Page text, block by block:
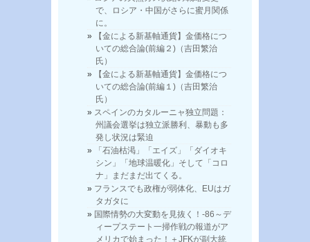
で、ロシア・中国がさらに蜜月関係
に。
【金による新基軸通貨】金価格につ
いての総合論(前編２)（吉田繁治
氏）
【金による新基軸通貨】金価格につ
いての総合論(前編１)（吉田繁治
氏）
スペインのカタルーニャ独立問題：
州議会選挙は独立派勝利、暴動も多
発し状況は緊迫
「石油枯渇」「エイズ」「ダイオキ
シン」「地球温暖化」そして「コロ
ナ」まだまだ出てくる。
フランスでも政権が弱体化、EUはガ
タガタに
国際情勢の大変動を見抜く！-86～デ
ィープステート一掃作戦の報道がア
メリカで始まった！＋JFKが副大統